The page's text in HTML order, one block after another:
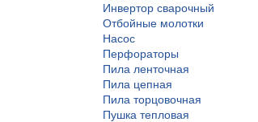
Инвертор сварочный
Отбойные молотки
Насос
Перфораторы
Пила ленточная
Пила цепная
Пила торцовочная
Пушка тепловая